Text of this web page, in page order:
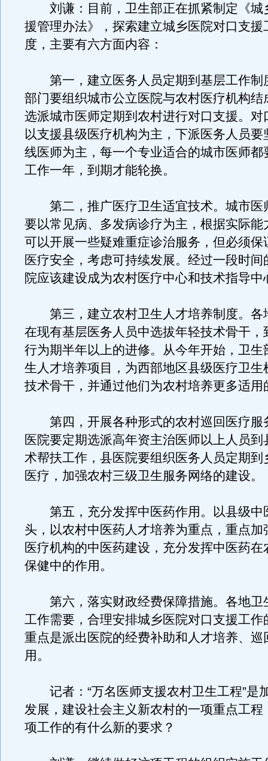
刘谦：目前，卫生部正在抓紧制定《城
援管理办法》，探索建立城乡医院对口支援
度，主要有六方面内容：
第一，建立医务人员定期到基层工作制
部门要组织城市公立医院与农村医疗机构结
选派城市医师定期到农村进行对口支援。对
以支援县级医疗机构为主，下派医务人员要
线医师为主，每一个专业适合的城市医师都
工作一年，到期才能轮换。
第二，推广医疗卫生适宜技术。城市医
要以常见病、多发病诊疗为主，根据实际能
可以开展一些疑难重症诊治服务，但必须保
医疗安全，考虑可持续发展。经过一段时间
院应该建设成为农村医疗中心和技术指导中
第三，建立农村卫生人才培养制度。各
在现有基层医务人员中选拔年轻技术骨干，
行为期半年以上的进修。从今年开始，卫生
生人才培养项目，为西部地区县级医疗卫生
技术骨干，并通过他们为农村培养更多适用
第四，开展各种形式的农村巡回医疗服
医院要定期选派高年资主治医师以上人员到
术帮扶工作，县医院要组织医务人员定期到
医疗，加强农村三级卫生服务网络的建设。
第五，充分发挥中医药作用。以县级中
头，以农村中医药人才培养为重点，重点加
医疗机构的中医药建设，充分发挥中医药在
保健中的作用。
第六，落实财政经费保障措施。各地卫
工作需要，合理安排城乡医院对口支援工作
重点是派出医院的经费补助和人才培养、巡
用。
记者：“万名医师支援农村卫生工程”是
发展，建设社会主义新农村的一项重点工程
项工作的有什么新的要求？